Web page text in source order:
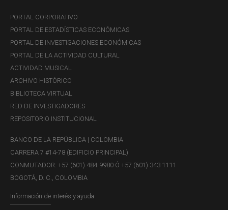
PORTAL CORPORATIVO
PORTAL DE ESTADÍSTICAS ECONÓMICAS
PORTAL DE INVESTIGACIONES ECONÓMICAS
PORTAL DE LA ACTIVIDAD CULTURAL
ACTIVIDAD MUSICAL
ARCHIVO HISTÓRICO
BIBLIOTECA VIRTUAL
RED DE INVESTIGADORES
REPOSITORIO INSTITUCIONAL
BANCO DE LA REPÚBLICA | COLOMBIA
CARRERA 7 #14-78 (EDIFICIO PRINCIPAL)
CONMUTADOR: +57 (601) 484-9980 Ó +57 (601) 343-1111
BOGOTÁ, D. C., COLOMBIA
Información de interés y ayuda